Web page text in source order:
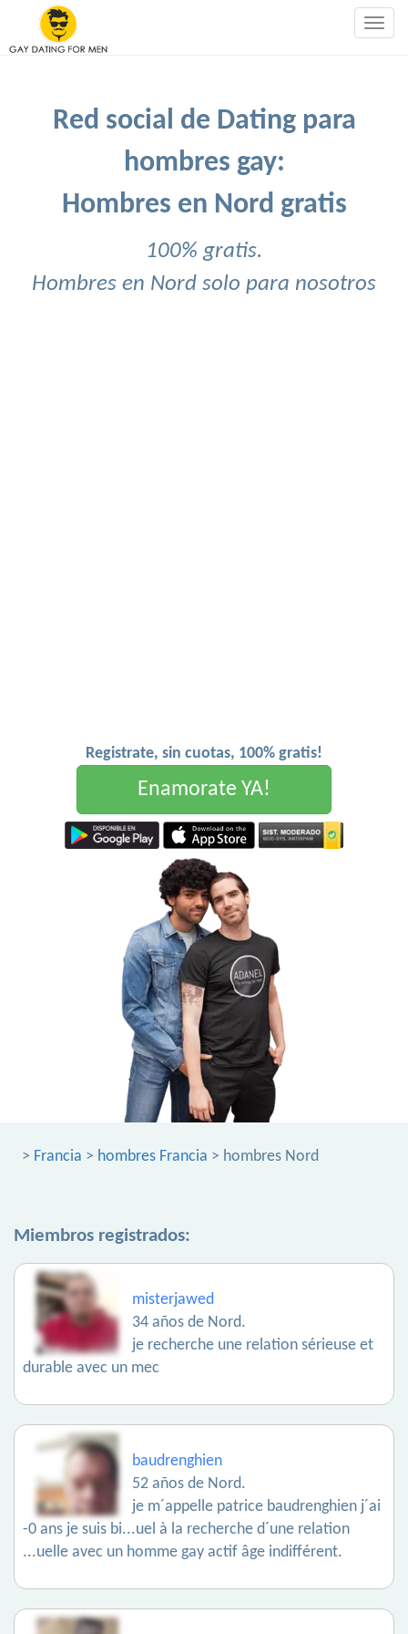
Red social de Dating para
hombres gay:
Hombres en Nord gratis
100% gratis.
Hombres en Nord solo para nosotros
Registrate, sin cuotas, 100% gratis!
Enamorate YA!
> Francia > hombres Francia > hombres Nord
Miembros registrados:
misterjawed
34 años de Nord.
je recherche une relation sérieuse et
durable avec un mec
baudrenghien
52 años de Nord.
je m´appelle patrice baudrenghien j´ai
-0 ans je suis bi...uel à la recherche d´une relation
...uelle avec un homme gay actif âge indifférent.